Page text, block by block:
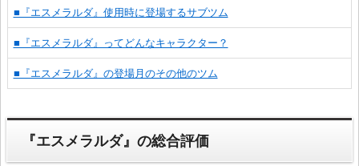
■『エスメラルダ』使用時に登場するサブツム
■『エスメラルダ』ってどんなキャラクター？
■『エスメラルダ』の登場月のその他のツム
『エスメラルダ』の総合評価